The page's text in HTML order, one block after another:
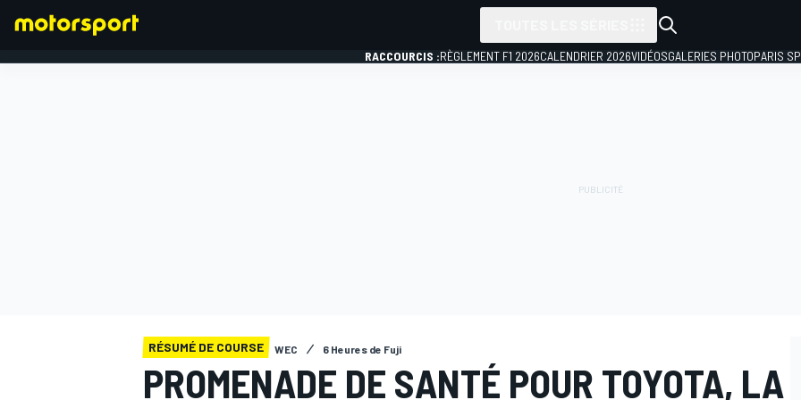
RACCOURCIS :RÈGLEMENT F1 2026CALENDRIER 2026VIDÉOSGALERIES PHOTOPARIS
RÉSUMÉ DE COURSE WEC 6 Heures de Fuji
PROMENADE DE SANTÉ POUR TOYOTA, LA